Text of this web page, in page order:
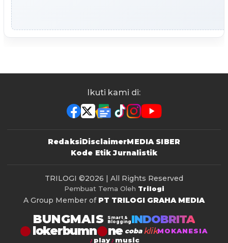
Ikuti kami di:
RedaksiDisclaimerMEDIA SIBER
Kode Etik Jurnalistik
TRILOGI ©2026 | All Rights Reserved
Pembuat Tema Oleh Trilogi
A Group Member of PT TRILOGI GRAHA MEDIA
BUNGMAIS
Smart &
Blogging INDOBRITA
lokerbumn coba klikMOKANESIA
play
music